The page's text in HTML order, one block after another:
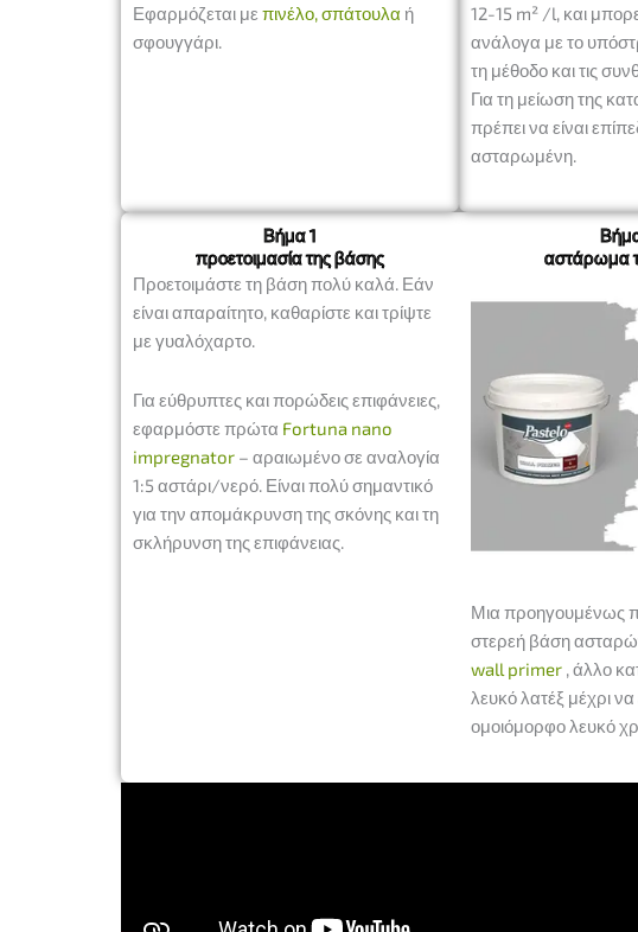
Εφαρμόζεται με πινέλο, σπάτουλα ή
σφουγγάρι.
12-15 m² /l, και
ανάλογα με το
τη μέθοδο και τις
Για τη μείωση της
πρέπει να είναι
ασταρωμένη.
Βήμα 1
προετοιμασία της βάσης
Προετοιμάστε τη βάση πολύ καλά. Εάν
είναι απαραίτητο, καθαρίστε και τρίψτε
με γυαλόχαρτο.
Για εύθρυπτες και πορώδεις επιφάνειες,
εφαρμόστε πρώτα Fortuna nano
impregnator – αραιωμένο σε αναλογία
1:5 αστάρι/νερό. Είναι πολύ σημαντικό
για την απομάκρυνση της σκόνης και τη
σκλήρυνση της επιφάνειας.
αστάρωμα
Μια προηγουμένως
στερεή βάση
wall primer , άλλο
λευκό λατέξ μέχρι να
ομοιόμορφο λευκό